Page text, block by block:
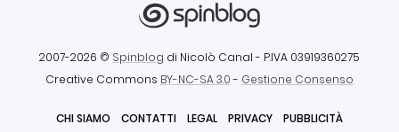
2007-2026 © Spinblog di Nicolò Canal - P.IVA 03919360275
Creative Commons BY-NC-SA 3.0- Gestione Consenso
CHI SIAMO CONTATTI LEGAL PRIVACY PUBBLICITÀ